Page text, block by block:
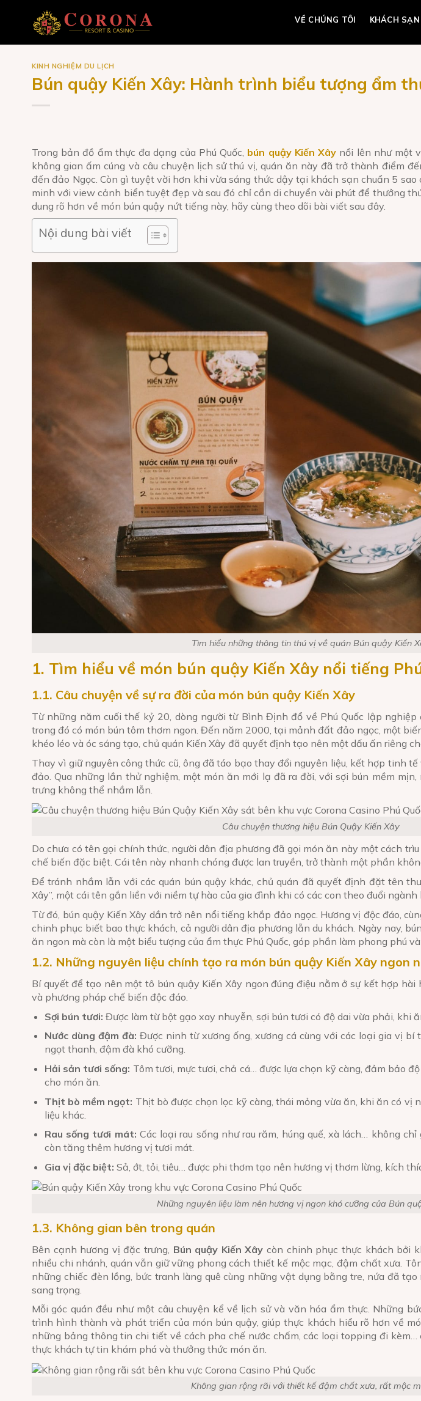
content
VỀ CHÚNG TÔI KHÁCH SẠN
KINH NGHIỆM DU LỊCH
Bún quậy Kiến Xây: Hành trình biểu tượng ẩm
Trong bản đồ ẩm thực đa dạng của Phú Quốc, bún quậy Kiến Xây nổi lên như một
không gian ấm cúng và câu chuyện lịch sử thú vị, quán ăn này đã trở thành điểm
đến đảo Ngọc. Còn gì tuyệt vời hơn khi vừa sáng thức dậy tại khách sạn chuẩn 5 sao
minh với view cảnh biển tuyệt đẹp và sau đó chỉ cần di chuyển vài phút để thưởng
dung rõ hơn về món bún quậy nứt tiếng này, hãy cùng theo dõi bài viết sau đây.
Nội dung bài viết
Tìm hiểu những thông tin thú vị về quán Bún quậy Kiến
1. Tìm hiểu về món bún quậy Kiến Xây nổi tiếng
1.1. Câu chuyện về sự ra đời của món bún quậy Kiến Xây
Từ những năm cuối thế kỷ 20, dòng người từ Bình Định đổ về Phú Quốc lập
trong đó có món bún tôm thơm ngon. Đến năm 2000, tại mảnh đất đảo ngọc, một
khéo léo và óc sáng tạo, chủ quán Kiến Xây đã quyết định tạo nên một dấu ấn riêng
Thay vì giữ nguyên công thức cũ, ông đã táo bạo thay đổi nguyên liệu, kết hợp tinh
đảo. Qua những lần thử nghiệm, một món ăn mới lạ đã ra đời, với sợi bún mềm
trưng không thể nhầm lẫn.
Câu chuyện thương hiệu Bún Quậy Kiến Xây
Do chưa có tên gọi chính thức, người dân địa phương đã gọi món ăn này một cách trìu
chế biến đặc biệt. Cái tên này nhanh chóng được lan truyền, trở thành một phần
Để tránh nhầm lẫn với các quán bún quậy khác, chủ quán đã quyết định đặt tên
Xây”, một cái tên gắn liền với niềm tự hào của gia đình khi có các con theo đuổi ngành
Từ đó, bún quậy Kiến Xây dần trở nên nổi tiếng khắp đảo ngọc. Hương vị độc đáo,
chinh phục biết bao thực khách, cả người dân địa phương lẫn du khách. Ngày nay,
ăn ngon mà còn là một biểu tượng của ẩm thực Phú Quốc, góp phần làm phong phú
1.2. Những nguyên liệu chính tạo ra món bún quậy Kiến Xây ngon
Bí quyết để tạo nên một tô bún quậy Kiến Xây ngon đúng điệu nằm ở sự kết hợp hài
và phương pháp chế biến độc đáo.
Sợi bún tươi: Được làm từ bột gạo xay nhuyễn, sợi bún tươi có độ dai vừa phải, khi
Nước dùng đậm đà: Được ninh từ xương ống, xương cá cùng với các loại gia vị bí
ngọt thanh, đậm đà khó cưỡng.
Hải sản tươi sống: Tôm tươi, mực tươi, chả cá… được lựa chọn kỹ càng, đảm bảo
cho món ăn.
Thịt bò mềm ngọt: Thịt bò được chọn lọc kỹ càng, thái mỏng vừa ăn, khi ăn có vị
liệu khác.
Rau sống tươi mát: Các loại rau sống như rau răm, húng quế, xà lách… không
còn tăng thêm hương vị tươi mát.
Gia vị đặc biệt: Sả, ớt, tỏi, tiêu… được phi thơm tạo nên hương vị thơm lừng, kích
Những nguyên liệu làm nên hương vị ngon khó cưỡng của Bún
1.3. Không gian bên trong quán
Bên cạnh hương vị đặc trưng, Bún quậy Kiến Xây còn chinh phục thực khách bởi
nhiều chi nhánh, quán vẫn giữ vững phong cách thiết kế mộc mạc, đậm chất xưa.
những chiếc đèn lồng, bức tranh làng quê cùng những vật dụng bằng tre, nứa đã
sang trọng.
Mỗi góc quán đều như một câu chuyện kể về lịch sử và văn hóa ẩm thực. Những
trình hình thành và phát triển của món bún quậy, giúp thực khách hiểu rõ hơn về
những bảng thông tin chi tiết về cách pha chế nước chấm, các loại topping đi
thực khách tự tin khám phá và thưởng thức món ăn.
Không gian rộng rãi với thiết kế đậm chất xưa, rất mộc